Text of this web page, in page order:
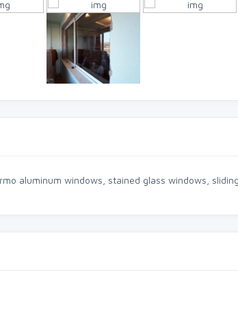
aluminum windows, stained glass windows,